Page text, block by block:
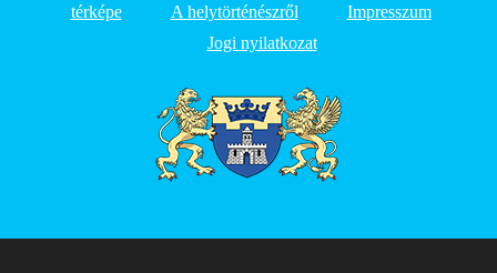
térképe
A helytörténészről
Impresszum
Jogi nyilatkozat